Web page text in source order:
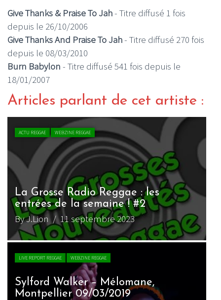
Give Thanks & Praise To Jah- Titre diffusé 1 fois
depuis le 26/10/2006
Give Thanks And Praise To Jah- Titre diffusé 270 fois
depuis le 08/03/2010
Burn Babylon - Titre diffusé 541 fois depuis le
18/01/2007
Articles parlant de cet artiste :
ACTU REGGAE WEBZINE REGGAE
La Grosse Radio Reggae : les
entrées de la semaine ! #2
By J.Lion/ 11 septembre 2023
LIVE REPORT REGGAE WEBZINE REGGAE
Sylford Walker – Mélomane,
Montpellier 09/03/2019